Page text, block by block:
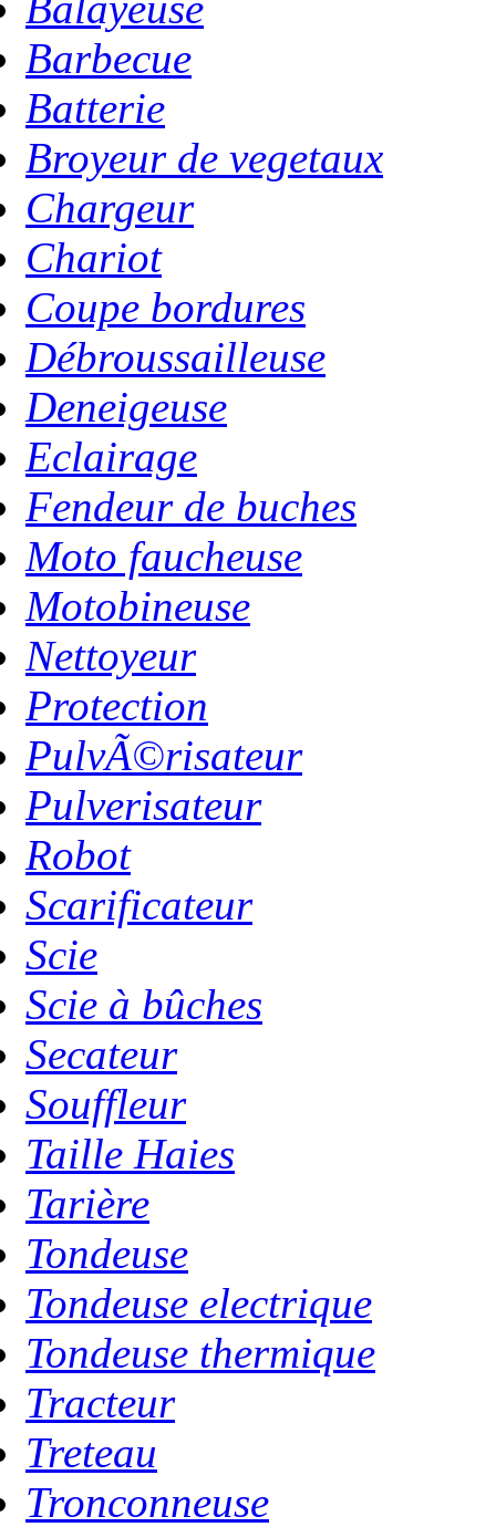
Barbecue
Batterie
Broyeur de vegetaux
Chargeur
Chariot
Coupe bordures
Débroussailleuse
Deneigeuse
Eclairage
Fendeur de buches
Moto faucheuse
Motobineuse
Nettoyeur
Protection
PulvÃ©risateur
Pulverisateur
Robot
Scarificateur
Scie
Scie à bûches
Secateur
Souffleur
Taille Haies
Tarière
Tondeuse
Tondeuse electrique
Tondeuse thermique
Tracteur
Treteau
Tronconneuse